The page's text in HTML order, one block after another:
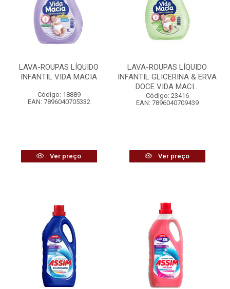
LAVA-ROUPAS LÍQUIDO
INFANTIL VIDA MACIA
Código: 18889
EAN: 7896040705332
Ver preço
LAVA-ROUPAS LÍQUIDO
INFANTIL GLICERINA & ERVA
DOCE VIDA MACI...
Código: 23416
EAN: 7896040709439
Ver preço